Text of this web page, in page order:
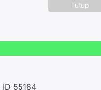
Tutup
ID 55184